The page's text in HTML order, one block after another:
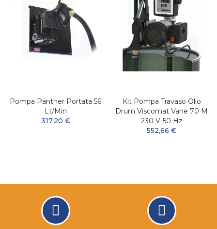
Pompa Panther Portata 56
Lt/min
317,20 €
Kit Pompa Travaso Olio
Drum Viscomat Vane 70 M
230 V-50 Hz
552,66 €